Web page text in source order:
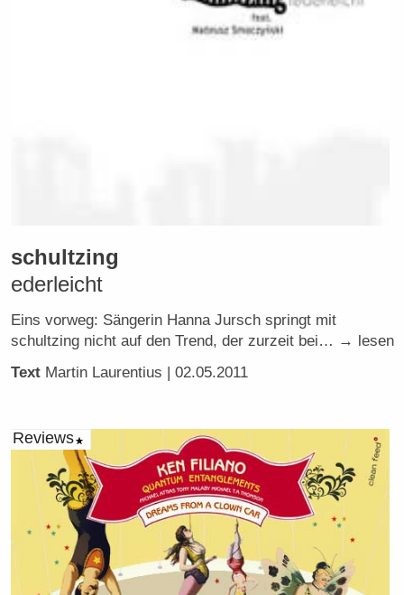
schultzing
ederleicht
Eins vorweg: Sängerin Hanna Jursch springt mit
schultzing nicht auf den Trend, der zurzeit bei… → lesen
Text Martin Laurentius | 02.05.2011
Reviews